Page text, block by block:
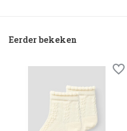
Eerder bekeken